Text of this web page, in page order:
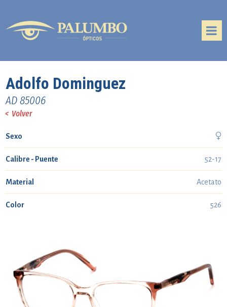
Adolfo Dominguez
AD 85006
< Volver
Sexo 
Calibre - Puente 52-17
Material Acetato
Color 526